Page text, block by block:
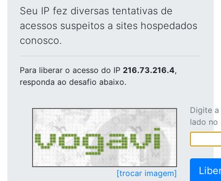
Seu IP fez diversas tentativas de
acessos suspeitos a sites hospedados
conosco.
Para liberar o acesso do IP 216.73.216.4,
responda ao desafio abaixo.
[trocar imagem]
Digite
lado no